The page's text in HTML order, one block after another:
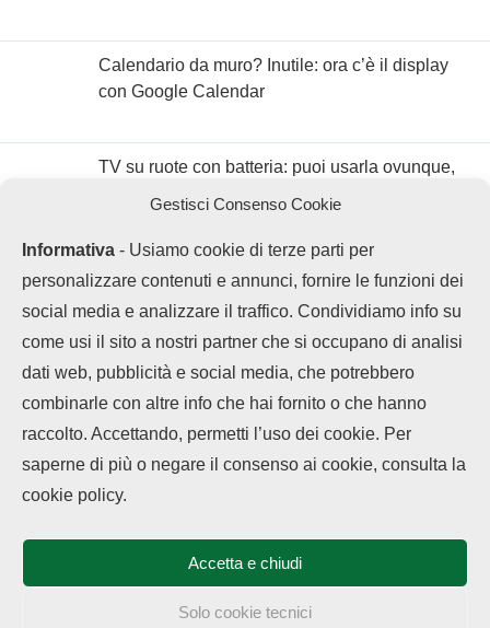
Gestisci Consenso Cookie
Informativa - Usiamo cookie di terze parti per
personalizzare contenuti e annunci, fornire le funzioni dei
social media e analizzare il traffico. Condividiamo info su
come usi il sito a nostri partner che si occupano di analisi
dati web, pubblicità e social media, che potrebbero
combinarle con altre info che hai fornito o che hanno
raccolto. Accettando, permetti l’uso dei cookie. Per
saperne di più o negare il consenso ai cookie, consulta la
cookie policy.
Accetta e chiudi
Solo cookie tecnici
Calendario da muro? Inutile: ora c’è il display
con Google Calendar
TV su ruote con batteria: puoi usarla ovunque,
Chi siamo Contatti Disclaimer
Privacy Policy
Questo blog non rappresenta una testata giornalistica in quanto viene
aggiornato senza alcuna periodicità. Non può pertanto considerarsi un
prodotto editoriale ai sensi della legge n° 62 del 7.03.2001. OPPOHub
partecipa al Programma Affiliazione Amazon EU, un programma che eroga
Vivo offre 5 anni di
garanzia...
Fusione Realme e